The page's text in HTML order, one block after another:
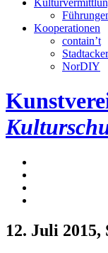
Kooperationen
contain’t
Stadtacker
NorDIY
12. Juli 2015,